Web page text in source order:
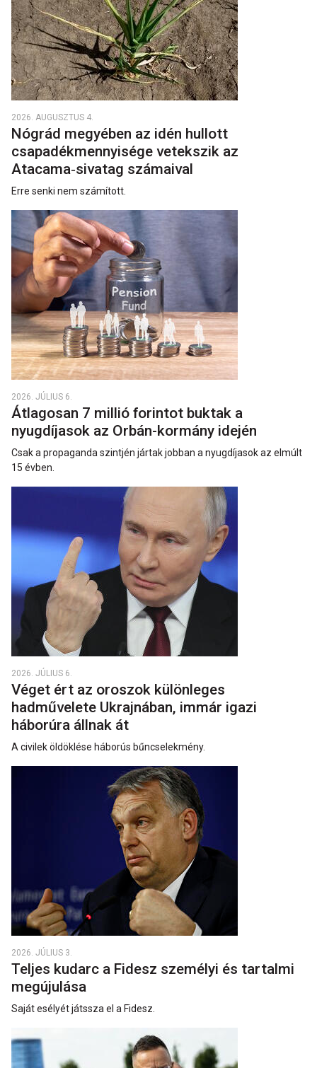
2026. AUGUSZTUS 4.
Nógrád megyében az idén hullott
csapadékmennyisége vetekszik az
Atacama‑sivatag számaival
Erre senki nem számított.
2026. JÚLIUS 6.
Átlagosan 7 millió forintot buktak a
nyugdíjasok az Orbán-kormány idején
Csak a propaganda szintjén jártak jobban a nyugdíjasok az elmúlt
15 évben.
2026. JÚLIUS 6.
Véget ért az oroszok különleges
hadművelete Ukrajnában, immár igazi
háborúra állnak át
A civilek öldöklése háborús bűncselekmény.
2026. JÚLIUS 3.
Teljes kudarc a Fidesz személyi és tartalmi
megújulása
Saját esélyét játssza el a Fidesz.